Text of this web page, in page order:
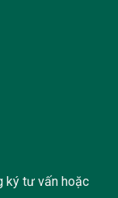
ký tư vấn hoặc